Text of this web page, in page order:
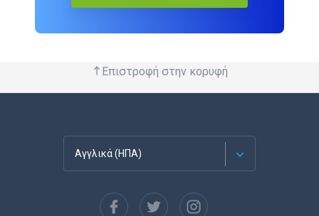
Επιστροφή στην κορυφή
Αγγλικά (ΗΠΑ)